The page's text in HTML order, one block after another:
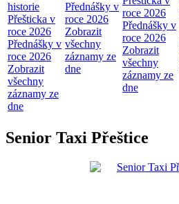
historie
Přešticka v
roce 2026
Přednášky v
roce 2026
Zobrazit
všechny
záznamy ze
dne
Přednášky v
roce 2026
Zobrazit
všechny
záznamy ze
dne
roce 2026
Přednášky v
roce 2026
Zobrazit
všechny
záznamy ze
dne
Senior Taxi Přeštice